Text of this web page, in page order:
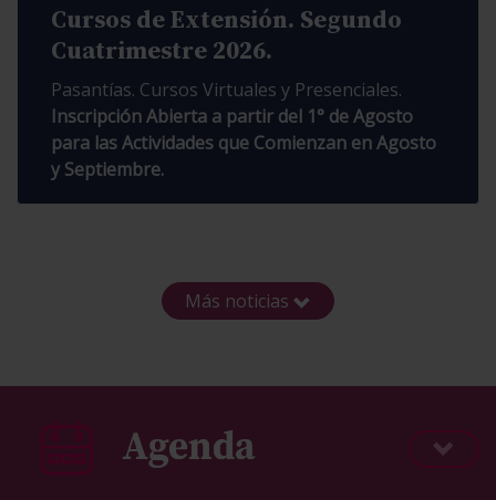
Cursos de Extensión. Segundo
Cuatrimestre 2026.
Pasantías. Cursos Virtuales y Presenciales.
Inscripción Abierta a partir del 1° de Agosto
para las Actividades que Comienzan en Agosto
y Septiembre.
Más noticias